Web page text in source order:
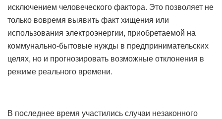
исключением человеческого фактора. Это позволяет не
только вовремя выявить факт хищения или
использования электроэнергии, приобретаемой на
коммунально-бытовые нужды в предпринимательских
целях, но и прогнозировать возможные отклонения в
режиме реального времени.
В последнее время участились случаи незаконного